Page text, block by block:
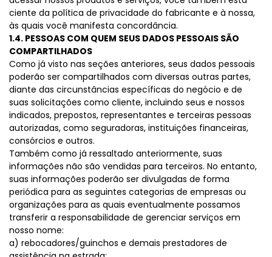
ciente da política de privacidade do fabricante e à nossa,
às quais você manifesta concordância.
1.4. PESSOAS COM QUEM SEUS DADOS PESSOAIS SÃO
COMPARTILHADOS
Como já visto nas seções anteriores, seus dados pessoais
poderão ser compartilhados com diversas outras partes,
diante das circunstâncias específicas do negócio e de
suas solicitações como cliente, incluindo seus e nossos
indicados, prepostos, representantes e terceiras pessoas
autorizadas, como seguradoras, instituições financeiras,
consórcios e outros.
Também como já ressaltado anteriormente, suas
informações não são vendidas para terceiros. No entanto,
suas informações poderão ser divulgadas de forma
periódica para as seguintes categorias de empresas ou
organizações para as quais eventualmente possamos
transferir a responsabilidade de gerenciar serviços em
nosso nome:
a) rebocadores/guinchos e demais prestadores de